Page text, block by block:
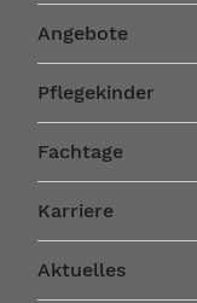
Angebote
Pflegekinder
Fachtage
Karriere
Aktuelles